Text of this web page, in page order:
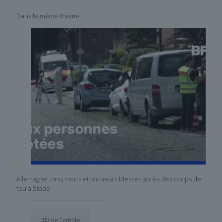
Dans le même thème
Allemagne: cinq morts et plusieurs blessés après des coups de
feu à Stade
Lire l’article